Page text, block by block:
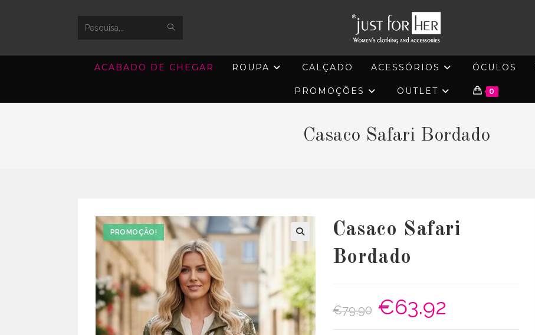
Search
ACABADO DE CHEGAR ROUPA CALÇADO ACESSÓRIOS ÓCULOS
PROMOÇÕES OUTLET 0
Casaco Safari Bordado
PROMOÇÃO!
Casaco Safari
Bordado
€79.90
O
preço
original
€63.92